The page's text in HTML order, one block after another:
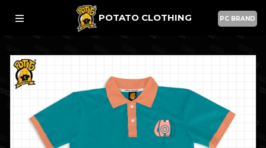
POTATO CLOTHING PC BRAND